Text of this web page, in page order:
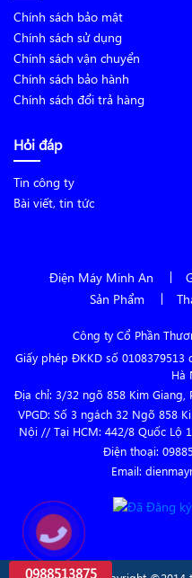
Chính sách bảo mật
Chính sách sử dụng
Chính sách vận chuyển
Chính sách bảo hành
Chính sách đổi trả hàng
Hỏi đáp
Tin công ty
Bài viết, tin tức
Điện Máy Minh An
Sản Phẩm
Công ty Cổ Phần
Giấy phép ĐKKD số
Hà
Địa chỉ: 3/32 ngõ 858 Kim Giang,
VPGD: Số 3 ngách 32 Ngõ 858
Nội // Tại HCM: 442/8 Quốc Lộ
Điện thoại:
Email:
0988513875